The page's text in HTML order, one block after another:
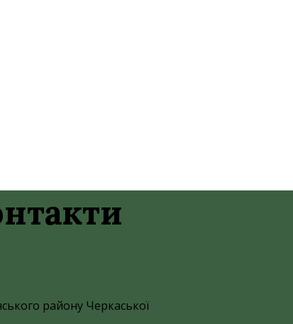
району Черкаської